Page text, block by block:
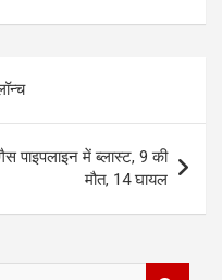
पाइपलाइन में ब्लास्ट, 9 की
मौत, 14 घायल